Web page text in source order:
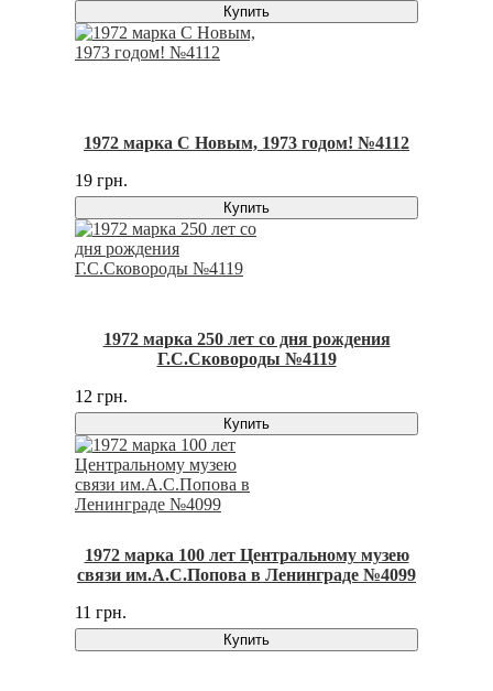
Купить
1972 марка С Новым, 1973 годом! №4112
19 грн.
Купить
1972 марка 250 лет со дня рождения
Г.С.Сковороды №4119
12 грн.
Купить
1972 марка 100 лет Центральному музею
связи им.А.С.Попова в Ленинграде №4099
11 грн.
Купить